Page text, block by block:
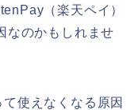
（楽天ペイ）
なのかもしれませ
使えなくなる原因